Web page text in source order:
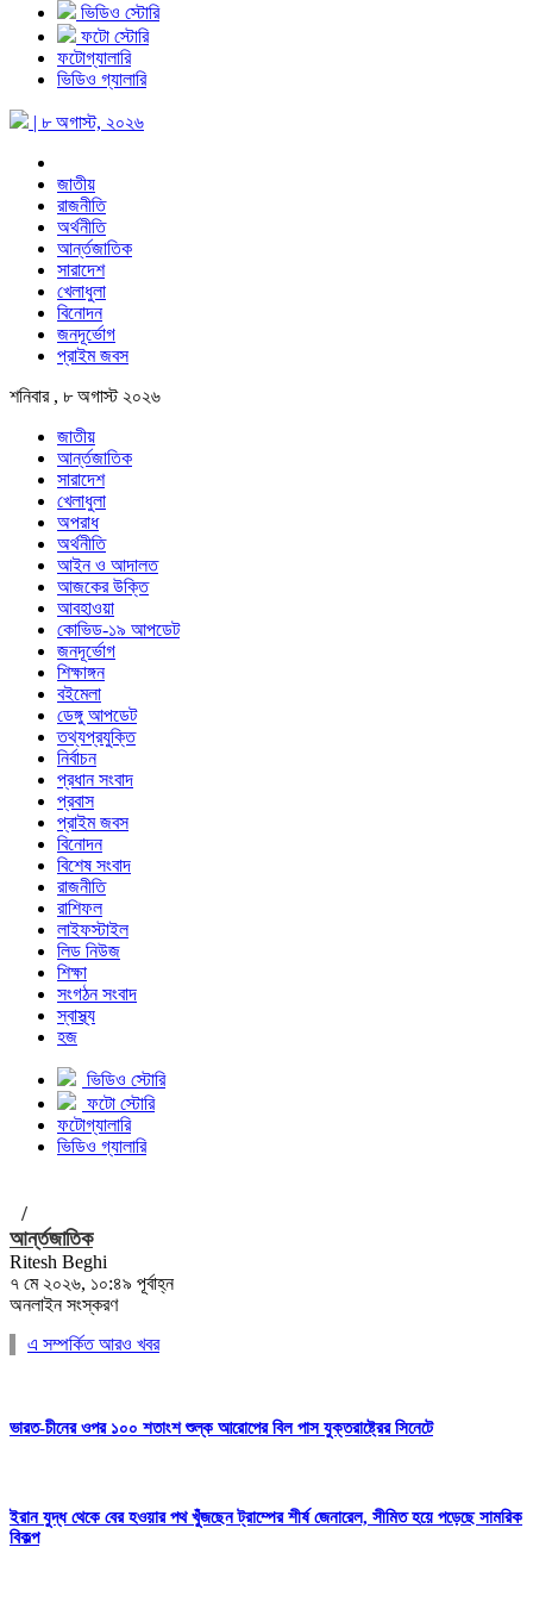
ভিডিও স্টোরি
ফটো স্টোরি
ফটোগ্যালারি
ভিডিও গ্যালারি
| ৮ অগাস্ট, ২০২৬
জাতীয়
রাজনীতি
অর্থনীতি
আর্ন্তজাতিক
সারাদেশ
খেলাধুলা
বিনোদন
জনদূর্ভোগ
প্রাইম জবস
শনিবার , ৮ অগাস্ট ২০২৬
জাতীয়
আর্ন্তজাতিক
সারাদেশ
খেলাধুলা
অপরাধ
অর্থনীতি
আইন ও আদালত
আজকের উক্তি
আবহাওয়া
কোভিড-১৯ আপডেট
জনদূর্ভোগ
শিক্ষাঙ্গন
বইমেলা
ডেঙ্গু আপডেট
তথ্যপ্রযুক্তি
নির্বাচন
প্রধান সংবাদ
প্রবাস
প্রাইম জবস
বিনোদন
বিশেষ সংবাদ
রাজনীতি
রাশিফল
লাইফস্টাইল
লিড নিউজ
শিক্ষা
সংগঠন সংবাদ
স্বাস্থ্য
হজ
ভিডিও স্টোরি
ফটো স্টোরি
ফটোগ্যালারি
ভিডিও গ্যালারি
/
আর্ন্তজাতিক
Ritesh Beghi
৭ মে ২০২৬, ১০:৪৯ পূর্বাহ্ন
অনলাইন সংস্করণ
এ সম্পর্কিত আরও খবর
ভারত-চীনের ওপর ১০০ শতাংশ শুল্ক আরোপের বিল পাস যুক্তরাষ্ট্রের সিনেটে
ইরান যুদ্ধ থেকে বের হওয়ার পথ খুঁজছেন ট্রাম্পের শীর্ষ জেনারেল, সীমিত হয়ে পড়েছে সামরিক
বিকল্প